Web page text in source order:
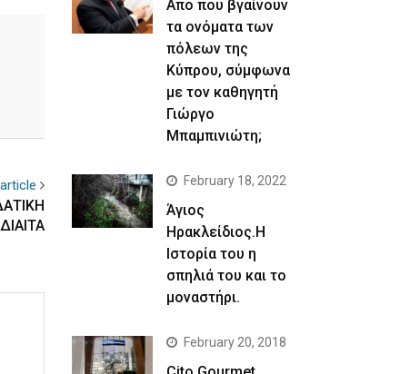
ΔΙΑΙΤΑ
Απο που βγαίνουν
τα ονόματα των
πόλεων της
Κύπρου, σύμφωνα
με τον καθηγητή
Γιώργο
Μπαμπινιώτη;
February 18, 2022
Άγιος
Ηρακλείδιος.Η
Ιστορία του η
σπηλιά του και το
μοναστήρι.
February 20, 2018